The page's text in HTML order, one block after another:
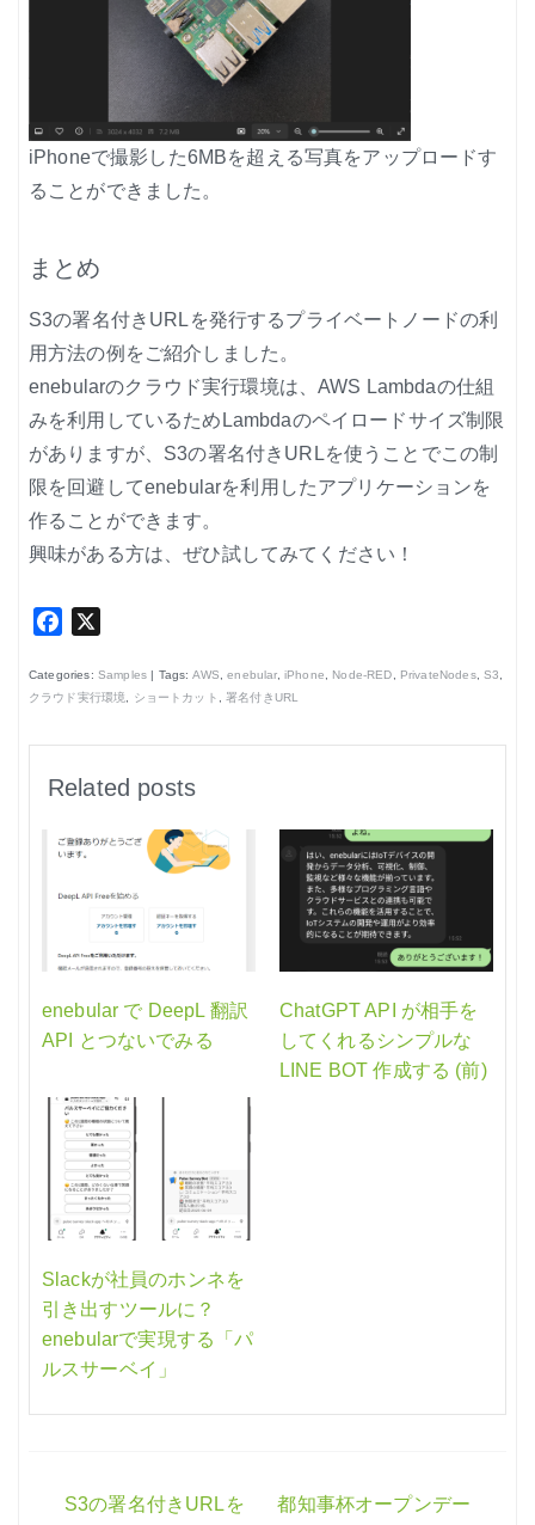
iPhoneで撮影した6MBを超える写真をアップロードす
ることができました。
まとめ
S3の署名付きURLを発行するプライベートノードの利
用方法の例をご紹介しました。
enebularのクラウド実行環境は、AWS Lambdaの仕組
みを利用しているためLambdaのペイロードサイズ制限
がありますが、S3の署名付きURLを使うことでこの制
限を回避してenebularを利用したアプリケーションを
作ることができます。
興味がある方は、ぜひ試してみてください！
Facebook
Categories: Samples | Tags: AWS ,enebular, iPhone Node-RED PrivateNodes,S3
クラウド実行環境
ショートカット ,署名付きURL
Related posts
enebular で DeepL 翻訳
API とつないでみる
ChatGPT API が相手を
してくれるシンプルな
LINE BOT 作成する (前)
Slackが社員のホンネを
引き出すツールに？
enebularで実現する「パ
ルスサーベイ」
S3の署名付きURLを
都知事杯オープンデー